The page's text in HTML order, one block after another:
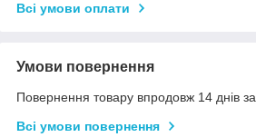
Всі умови оплати
Умови повернення
Повернення товару впродовж 14 днів
Всі умови повернення